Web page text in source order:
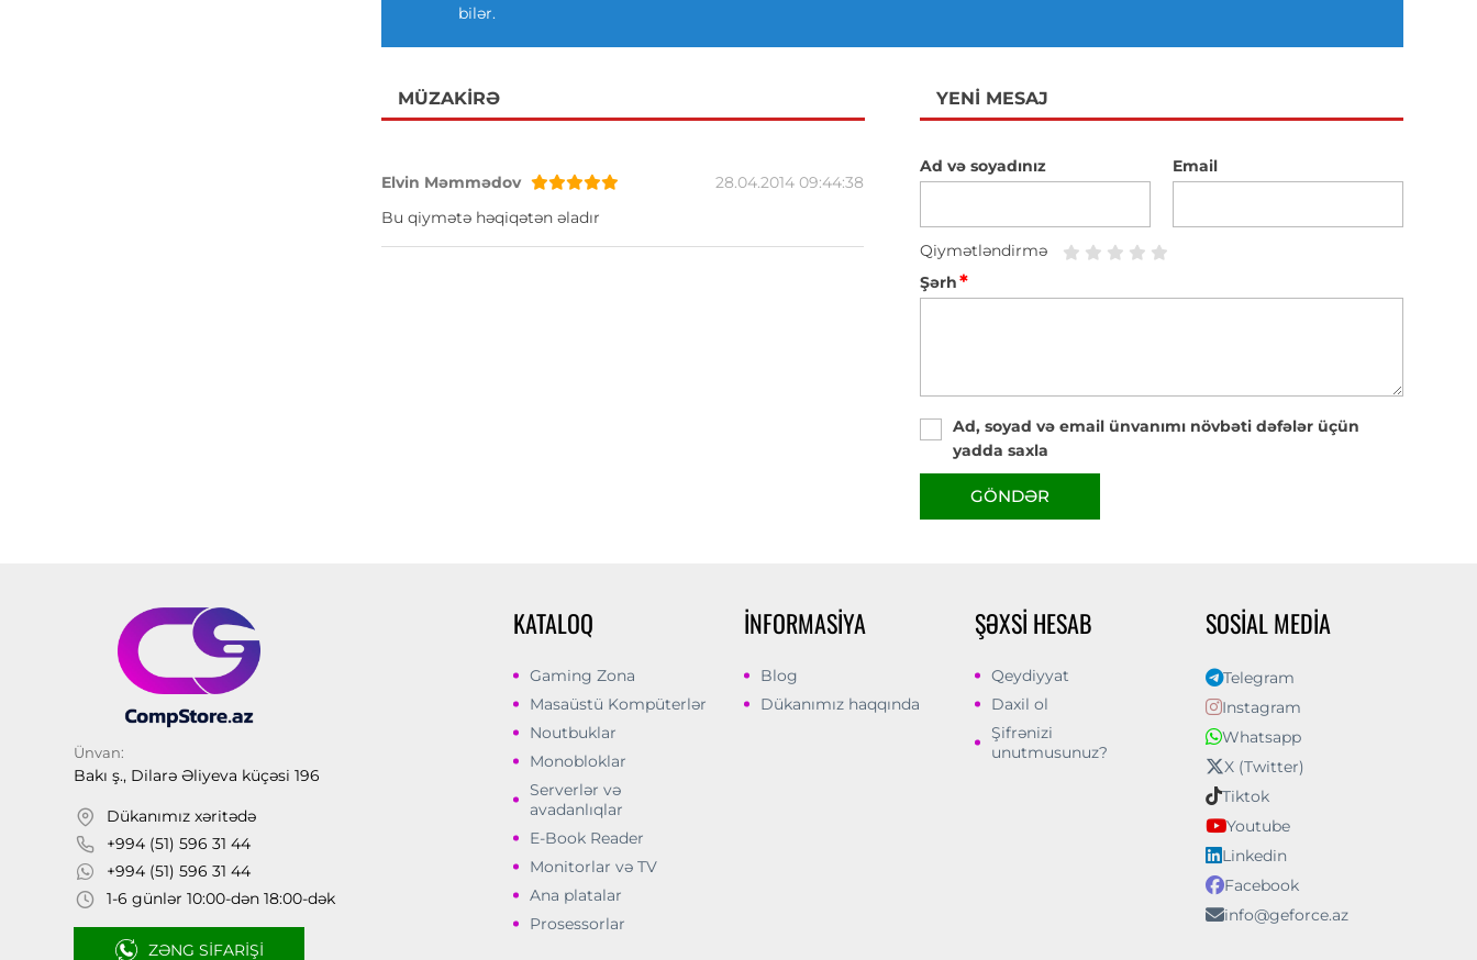
bilər.
MÜZAKIRƏ
Elvin Məmmədov
28.04.2014 09:44:38
Bu qiymətə həqiqətən əladır
YENI MESAJ
Ad və soyadınız Email
Qiymətləndirmə
Şərh*
Ad, soyad və email ünvanımı növbəti dəfələr üçün
yadda saxla
GÖNDƏR
Ünvan:
Bakı ş., Dilarə Əliyeva küçəsi 196
Dükanımız xəritədə
+994 (51) 596 31 44
+994 (51) 596 31 44
1-6 günlər 10:00-dən 18:00-dək
ZƏNG SIFARIŞI
KATALOQ
Gaming Zona
Masaüstü Kompüterlər
Noutbuklar
Monobloklar
Serverlər və
avadanlıqlar
E-Book Reader
Monitorlar və TV
Ana platalar
Prosessorlar
İNFORMASIYA
Blog
Dükanımız haqqında
ŞƏXSI HESAB
Qeydiyyat
Daxil ol
Şifrənizi
unutmusunuz?
SOSIAL MEDIA
Telegram
Instagram
Whatsapp
X (Twitter)
Tiktok
Youtube
Linkedin
Facebook
info@geforce.az